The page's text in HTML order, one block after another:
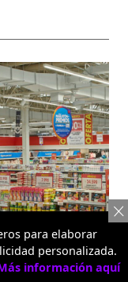
para elaborar
personalizada.
información aquí